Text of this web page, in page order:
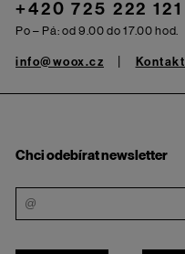
+420 725 222 121
Po – Pá: od 9.00 do 17.00 hod.
info@woox.cz Kontakt
Chci odebírat newsletter